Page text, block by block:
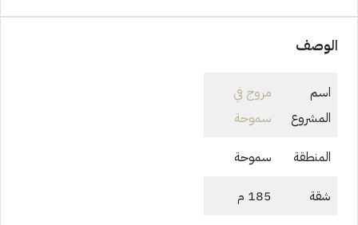
الوصف
اسم
المشروع
مروج في
سموحة
المنطقة سموحة
شقة 185 م